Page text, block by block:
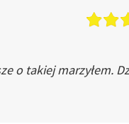
o takiej marzyłem.